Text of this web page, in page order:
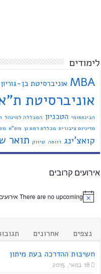
לימודים
MBA אוניברסיטת בן-גוריון
אוניברסיטת
הבינתחומי הטכניון המכללה למינהל
מדיניות ציבורית מכללת רמת גן מש"א
קואצ'ינג רווחה שיווק תואר
אירועים קרובים
There are no upcoming אירועים.
נצפים אחרונים
חשיבות ההדרכה בעת מיתון
18 במאי, 2015